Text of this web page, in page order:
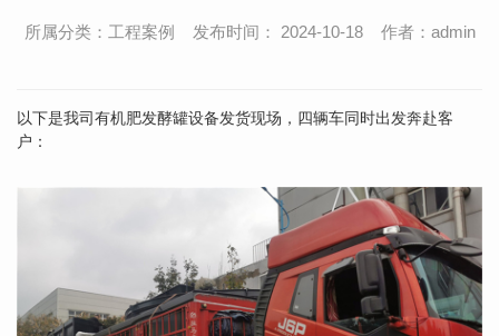
所属分类：工程案例 发布时间： 2024-10-18 作者：admin
以下是我司有机肥发酵罐设备发货现场，四辆车同时出发奔赴客
户：